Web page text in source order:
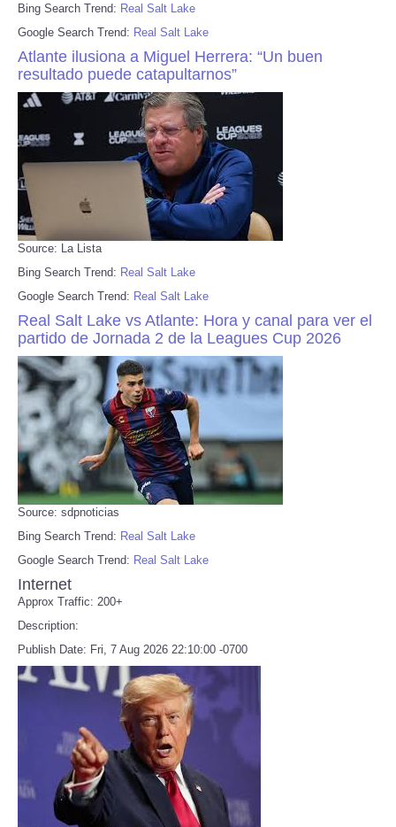
Bing Search Trend: Real Salt Lake
Google Search Trend: Real Salt Lake
Atlante ilusiona a Miguel Herrera: “Un buen
resultado puede catapultarnos”
Source: La Lista
Bing Search Trend: Real Salt Lake
Google Search Trend: Real Salt Lake
Real Salt Lake vs Atlante: Hora y canal para ver el
partido de Jornada 2 de la Leagues Cup 2026
Source: sdpnoticias
Bing Search Trend: Real Salt Lake
Google Search Trend: Real Salt Lake
Internet
Approx Traffic: 200+
Description:
Publish Date: Fri, 7 Aug 2026 22:10:00 -0700